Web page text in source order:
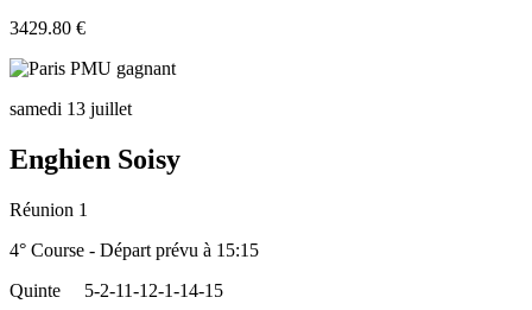
3429.80 €
samedi 13 juillet
Enghien Soisy
Réunion 1
4° Course - Départ prévu à 15:15
Quinte
5-2-11-12-1-14-15